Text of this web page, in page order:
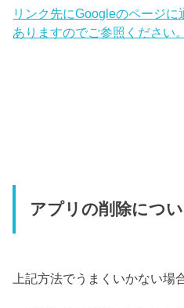
リンク先にGoogleのページ
ありますのでご参照ください。
アプリの削除につ
上記方法でうまくいかない場